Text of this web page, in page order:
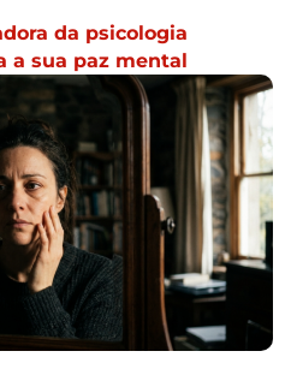
da psicologia
a sua paz mental